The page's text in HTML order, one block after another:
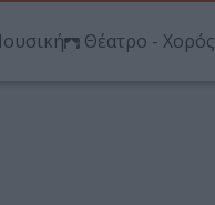
Θέατρο - Χορός